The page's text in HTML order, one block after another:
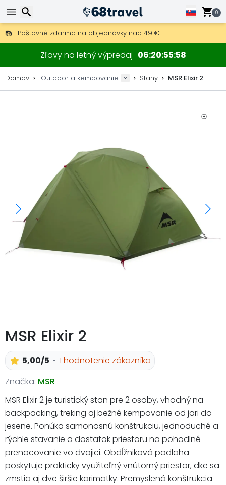
0
Poštovné zdarma na objednávky nad 49 €.
30 dní na vrátenie, 90 dní na drevené mapy a dekorácie.
Najlepšie ceny na outdoor vybavenie a doplnky.
Zľavy na letný výpredaj 06 20 55 57
Domov Outdoor a kempovanie Stany MSR Elixir 2
MSR Elixir 2
5,00/5
1 hodnotenie zákazníka
Značka: MSR
MSR Elixir 2 je turistický stan pre 2 osoby, vhodný na
backpacking, treking aj bežné kempovanie od jari do
jesene. Ponúka samonosnú konštrukciu, jednoduché a
rýchle stavanie a dostatok priestoru na pohodlné
prenocovanie vo dvojici. Obdĺžniková podlaha
poskytuje prakticky využiteľný vnútorný priestor, dke sa
zmstia aj dve širšie karimatky. Premyslená konštrukcia
Hľadať